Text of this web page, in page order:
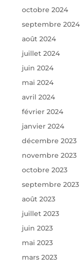
octobre 2024
septembre 2024
août 2024
juillet 2024
juin 2024
mai 2024
avril 2024
février 2024
janvier 2024
décembre 2023
novembre 2023
octobre 2023
septembre 2023
août 2023
juillet 2023
juin 2023
mai 2023
mars 2023